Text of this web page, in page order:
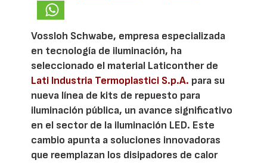
Vossloh Schwabe, empresa especializada
en tecnología de iluminación, ha
seleccionado el material Laticonther de
Lati Industria Termoplastici S.p.A. para su
nueva línea de kits de repuesto para
iluminación pública, un avance significativo
en el sector de la iluminación LED. Este
cambio apunta a soluciones innovadoras
que reemplazan los disipadores de calor